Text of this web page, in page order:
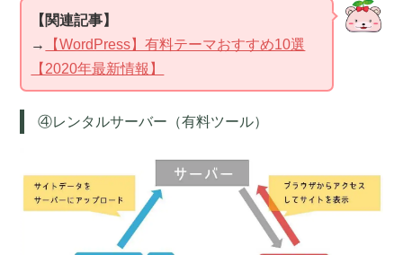
【関連記事】
→
【WordPress】有料テーマおすすめ10選
【2020年最新情報】
④レンタルサーバー（有料ツール）